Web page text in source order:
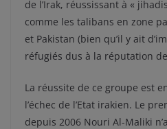
de l’Irak, réussissant à «
comme les talibans en zone
et Pakistan (bien qu’il y ait
réfugiés dus à la réputation
La réussite de ce groupe est
l’échec de l’Etat irakien. Le
depuis 2006 Nouri Al-Maliki